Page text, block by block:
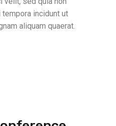
incidunt ut
aliquam quaerat.